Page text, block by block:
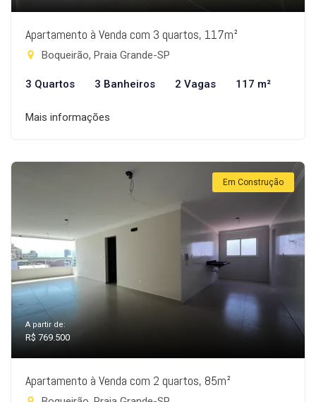
Apartamento à Venda com 3 quartos, 117m²
Boqueirão, Praia Grande-SP
3 Quartos 3 Banheiros 2 Vagas 117 m²
Mais informações
Em Construção
A partir de:
R$ 769.500
Apartamento à Venda com 2 quartos, 85m²